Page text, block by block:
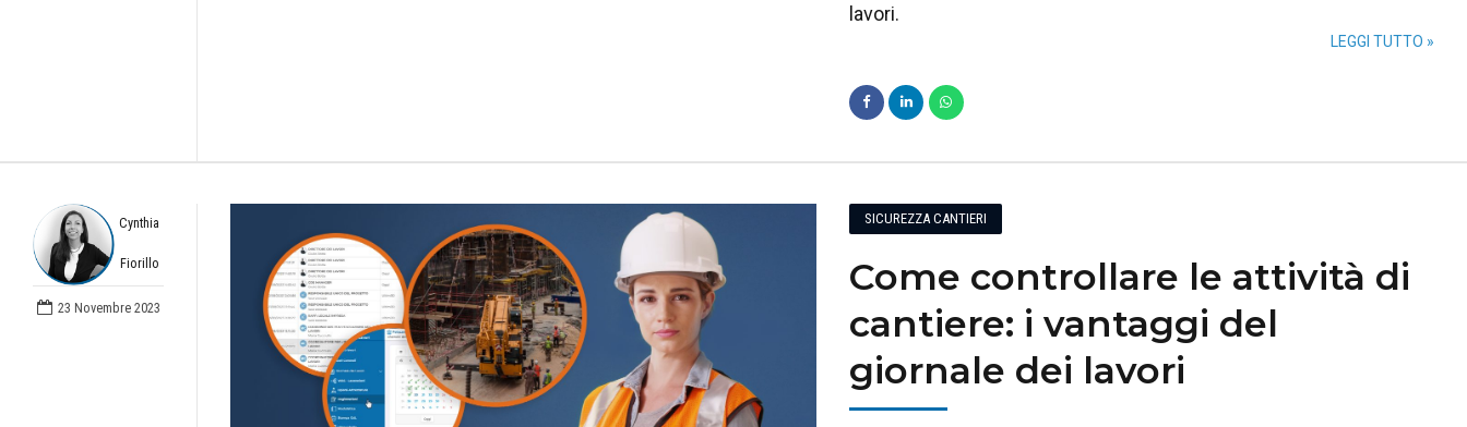
lavori.
LEGGI TUTTO »
Cynthia
Fiorillo
23 Novembre 2023
SICUREZZA CANTIERI
Come controllare le attività di
cantiere: i vantaggi del
giornale dei lavori